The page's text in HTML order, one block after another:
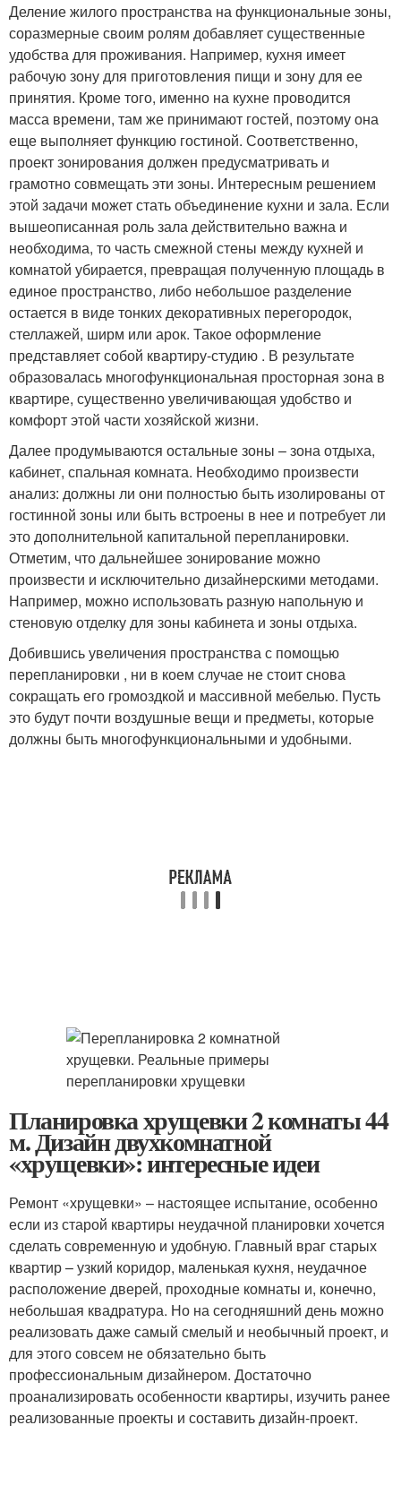
Деление жилого пространства на функциональные зоны,
соразмерные своим ролям добавляет существенные
удобства для проживания. Например, кухня имеет
рабочую зону для приготовления пищи и зону для ее
принятия. Кроме того, именно на кухне проводится
масса времени, там же принимают гостей, поэтому она
еще выполняет функцию гостиной. Соответственно,
проект зонирования должен предусматривать и
грамотно совмещать эти зоны. Интересным решением
этой задачи может стать объединение кухни и зала. Если
вышеописанная роль зала действительно важна и
необходима, то часть смежной стены между кухней и
комнатой убирается, превращая полученную площадь в
единое пространство, либо небольшое разделение
остается в виде тонких декоративных перегородок,
стеллажей, ширм или арок. Такое оформление
представляет собой квартиру-студию . В результате
образовалась многофункциональная просторная зона в
квартире, существенно увеличивающая удобство и
комфорт этой части хозяйской жизни.
Далее продумываются остальные зоны – зона отдыха,
кабинет, спальная комната. Необходимо произвести
анализ: должны ли они полностью быть изолированы от
гостинной зоны или быть встроены в нее и потребует ли
это дополнительной капитальной перепланировки.
Отметим, что дальнейшее зонирование можно
произвести и исключительно дизайнерскими методами.
Например, можно использовать разную напольную и
стеновую отделку для зоны кабинета и зоны отдыха.
Добившись увеличения пространства с помощью
перепланировки , ни в коем случае не стоит снова
сокращать его громоздкой и массивной мебелью. Пусть
это будут почти воздушные вещи и предметы, которые
должны быть многофункциональными и удобными.
Планировка хрущевки 2 комнаты 44
м. Дизайн двухкомнатной
«хрущевки»: интересные идеи
Ремонт «хрущевки» – настоящее испытание, особенно
если из старой квартиры неудачной планировки хочется
сделать современную и удобную. Главный враг старых
квартир – узкий коридор, маленькая кухня, неудачное
расположение дверей, проходные комнаты и, конечно,
небольшая квадратура. Но на сегодняшний день можно
реализовать даже самый смелый и необычный проект, и
для этого совсем не обязательно быть
профессиональным дизайнером. Достаточно
проанализировать особенности квартиры, изучить ранее
реализованные проекты и составить дизайн-проект.